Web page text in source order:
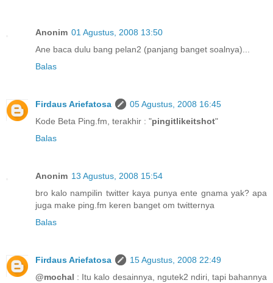
Anonim 01 Agustus, 2008 13:50
Ane baca dulu bang pelan2 (panjang banget soalnya)...
Balas
Firdaus Ariefatosa
05 Agustus, 2008 16:45
Kode Beta Ping.fm, terakhir : "pingitlikeitshot"
Balas
Anonim 13 Agustus, 2008 15:54
bro kalo nampilin twitter kaya punya ente gnama yak? apa
juga make ping.fm keren banget om twitternya
Balas
Firdaus Ariefatosa
15 Agustus, 2008 22:49
@mochal : Itu kalo desainnya, ngutek2 ndiri, tapi bahannya